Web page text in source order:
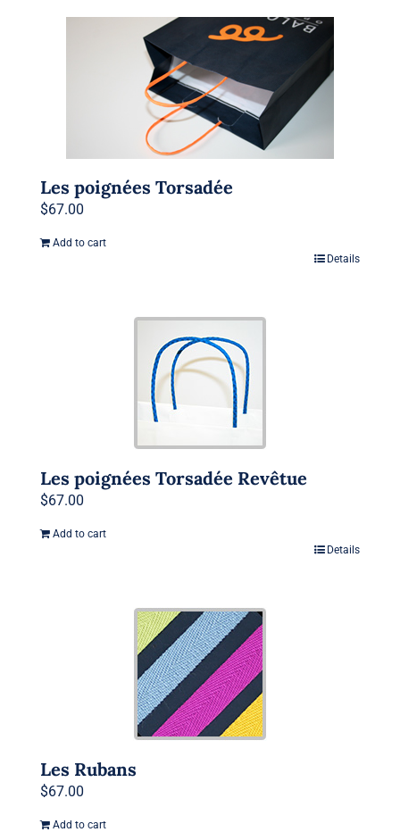
Les poignées Torsadée
$67.00
Add to cart
Details
Les poignées Torsadée Revêtue
$67.00
Add to cart
Details
Les Rubans
$67.00
Add to cart